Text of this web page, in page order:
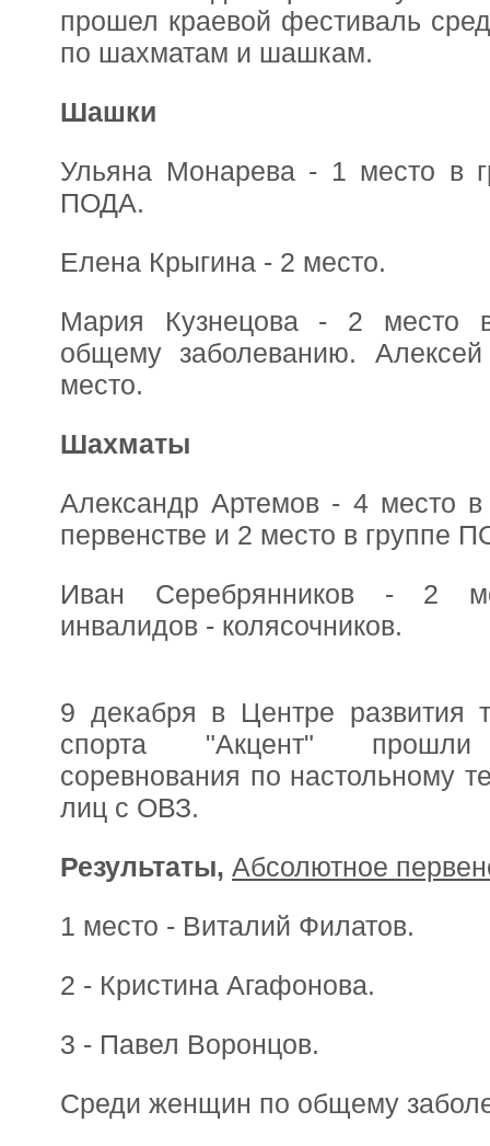
прошел краевой фестиваль
по шахматам и шашкам.
Шашки
Ульяна Монарева - 1 место в
ПОДА.
Елена Крыгина - 2 место.
Мария Кузнецова - 2 место
общему заболеванию.
место.
Шахматы
Александр Артемов - 4 место
первенстве и 2 место в группе
Иван Серебрянников - 2
инвалидов - колясочников.
9 декабря в Центре развития
спорта "Акцент" прошли
соревнования по настольному
лиц с ОВЗ.
Результаты, Абсолютное
1 место - Виталий Филатов.
2 - Кристина Агафонова.
3 - Павел Воронцов.
Среди женщин по общему